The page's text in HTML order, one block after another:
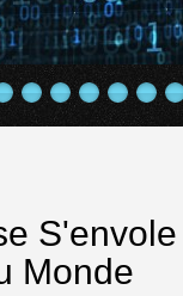
Monde